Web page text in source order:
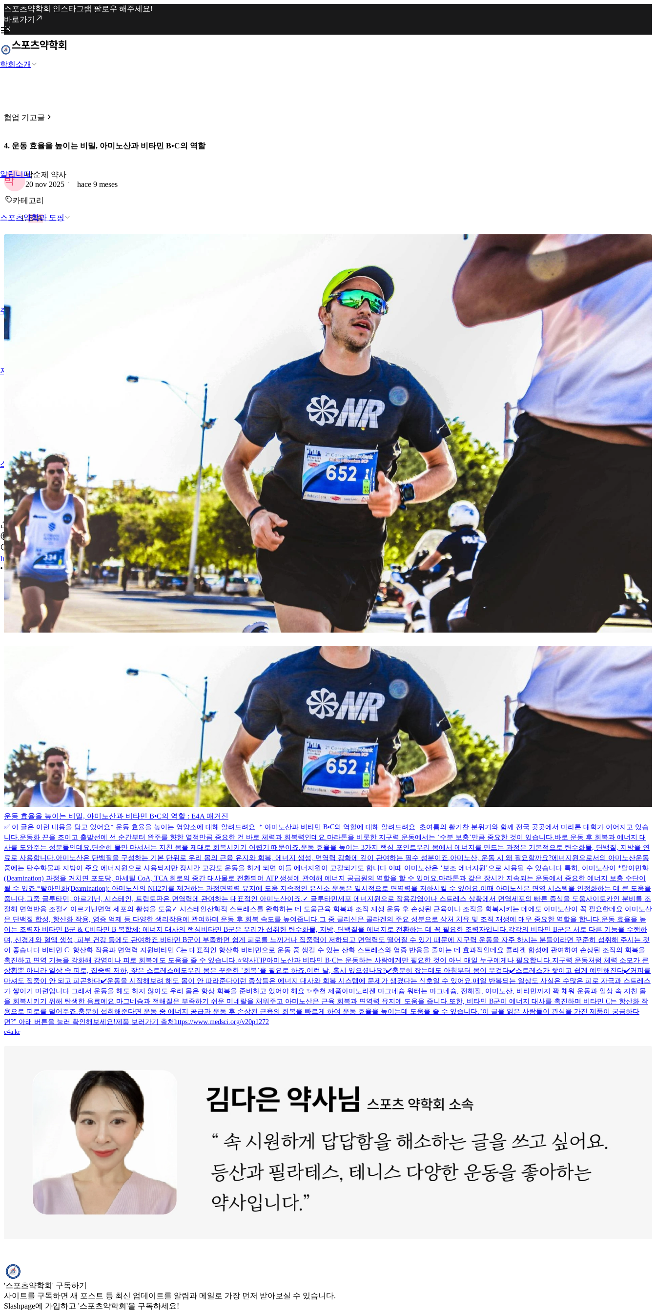
스포츠약학회 인스타그램 팔로우 해주세요!
바로가기
학회소개
알립니다
스포츠약학과 도핑
주요행사
저술활동
스포츠약사 찾기
Iniciar sesión
협업 기고글
4. 운동 효율을 높이는 비밀, 아미노산과 비타민 B•C의 역할
박
박순제 약사
20 nov 2025
hace 9 meses
카테고리
E4A
운동 효율을 높이는 비밀, 아미노산과 비타민 B•C의 역할 : E4A 매거진
✅ 이 글은 이런 내용을 담고 있어요* 운동 효율을 높이는 영양소에 대해 알려드려요. * 아미노산과 비타민 B•C의 역할에 대해 알려드려요. 초여름의 활기찬 분위기와 함께 전국 곳곳에서 마라톤 대회가 이어지고 있습
니다.운동화 끈을 조이고 출발선에 선 순간부터 완주를 향한 열정만큼 중요한 건 바로 체력과 회복력인데요.마라톤을 비롯한 지구력 운동에서는 ‘수분 보충’만큼 중요한 것이 있습니다.바로 운동 후 회복과 에너지 대
사를 도와주는 성분들인데요.단순히 물만 마셔서는 지친 몸을 제대로 회복시키기 어렵기 때문이죠.운동 효율을 높이는 3가지 핵심 포인트우리 몸에서 에너지를 만드는 과정은 기본적으로 탄수화물, 단백질, 지방을 연
료로 사용합니다.아미노산은 단백질을 구성하는 기본 단위로 우리 몸의 근육 유지와 회복, 에너지 생성, 면역력 강화에 깊이 관여하는 필수 성분이죠.아미노산, 운동 시 왜 필요할까요?에너지원으로서의 아미노산운동
중에는 탄수화물과 지방이 주요 에너지원으로 사용되지만 장시간 고강도 운동을 하게 되면 이들 에너지원이 고갈되기도 합니다.이때 아미노산은 ‘보조 에너지원’으로 사용될 수 있습니다.특히, 아미노산이 *탈아민화
(Deamination) 과정을 거치면 포도당, 아세틸 CoA, TCA 회로의 중간 대사물로 전환되어 ATP 생성에 관여해 에너지 공급원의 역할을 할 수 있어요.마라톤과 같은 장시간 지속되는 운동에서 중요한 에너지 보충 수단이
될 수 있죠.*탈아민화(Deamination): 아미노산의 NH2기를 제거하는 과정면역력 유지에 도움 지속적인 유산소 운동은 일시적으로 면역력을 저하시킬 수 있어요.이때 아미노산은 면역 시스템을 안정화하는 데 큰 도움을
줍니다.그중 글루타민, 아르기닌, 시스테인, 트립토판은 면역력에 관여하는 대표적인 아미노산이죠.✓ 글루타민세포 에너지원으로 작용감염이나 스트레스 상황에서 면역세포의 빠른 증식을 도움사이토카인 분비를 조
절해 면역반응 조절✓ 아르기닌면역 세포의 활성을 도움✓ 시스테인산화적 스트레스를 완화하는 데 도움근육 회복과 조직 재생 운동 후 손상된 근육이나 조직을 회복시키는 데에도 아미노산이 꼭 필요한데요.아미노산
은 단백질 합성, 항산화 작용, 염증 억제 등 다양한 생리작용에 관여하며 운동 후 회복 속도를 높여줍니다.그 중 글리신은 콜라겐의 주요 성분으로 상처 치유 및 조직 재생에 매우 중요한 역할을 합니다.운동 효율을 높
이는 조력자 비타민 B군 & C비타민 B 복합체: 에너지 대사의 핵심비타민 B군은 우리가 섭취한 탄수화물, 지방, 단백질을 에너지로 전환하는 데 꼭 필요한 조력자입니다.각각의 비타민 B군은 서로 다른 기능을 수행하
며, 신경계와 혈액 생성, 피부 건강 등에도 관여하죠.비타민 B군이 부족하면 쉽게 피로를 느끼거나 집중력이 저하되고 면역력도 떨어질 수 있기 때문에 지구력 운동을 자주 하시는 분들이라면 꾸준히 섭취해 주시는 것
이 좋습니다.비타민 C: 항산화 작용과 면역력 지원비타민 C는 대표적인 항산화 비타민으로 운동 중 생길 수 있는 산화 스트레스와 염증 반응을 줄이는 데 효과적인데요.콜라겐 합성에 관여하여 손상된 조직의 회복을
촉진하고 면역 기능을 강화해 감염이나 피로 회복에도 도움을 줄 수 있습니다.⭐약사TIP아미노산과 비타민 B·C는 운동하는 사람에게만 필요한 것이 아닌 매일 누구에게나 필요합니다.지구력 운동처럼 체력 소모가 큰
상황뿐 아니라 일상 속 피로, 집중력 저하, 잦은 스트레스에도우리 몸은 꾸준한 ‘회복’을 필요로 하죠.이런 날, 혹시 있으셨나요?✔️충분히 잤는데도 아침부터 몸이 무겁다✔️스트레스가 쌓이고 쉽게 예민해진다✔️커피를
마셔도 집중이 안 되고 피곤하다✔️운동을 시작해보려 해도 몸이 안 따라준다이런 증상들은 에너지 대사와 회복 시스템에 문제가 생겼다는 신호일 수 있어요.매일 반복되는 일상도 사실은 수많은 피로 자극과 스트레스
가 쌓이기 마련입니다.그래서 운동을 해도 하지 않아도 우리 몸은 항상 회복을 준비하고 있어야 해요.✨추천 제품아미노리젠 마그네슘 워터는 마그네슘, 전해질, 아미노산, 비타민까지 꽉 채워 운동과 일상 속 지친 몸
을 회복시키기 위해 탄생한 음료예요.마그네슘과 전해질은 부족하기 쉬운 미네랄을 채워주고 아미노산은 근육 회복과 면역력 유지에 도움을 줍니다.또한, 비타민 B군이 에너지 대사를 촉진하며 비타민 C는 항산화 작
용으로 피로를 덜어주죠.충분히 섭취해준다면 운동 중 에너지 공급과 운동 후 손상된 근육의 회복을 빠르게 하여 운동 효율을 높이는데 도움을 줄 수 있습니다."이 글을 읽은 사람들이 관심을 가진 제품이 궁금하다
면?" 아래 버튼을 눌러 확인해보세요!제품 보러가기 출처https://www.medsci.org/v20p1272
e4a.kr
'스포츠약학회' 구독하기
사이트를 구독하면 새 포스트 등 최신 업데이트를 알림과 메일로 가장 먼저 받아보실 수 있습니다.
Slashpage에 가입하고 '스포츠약학회'을 구독하세요!